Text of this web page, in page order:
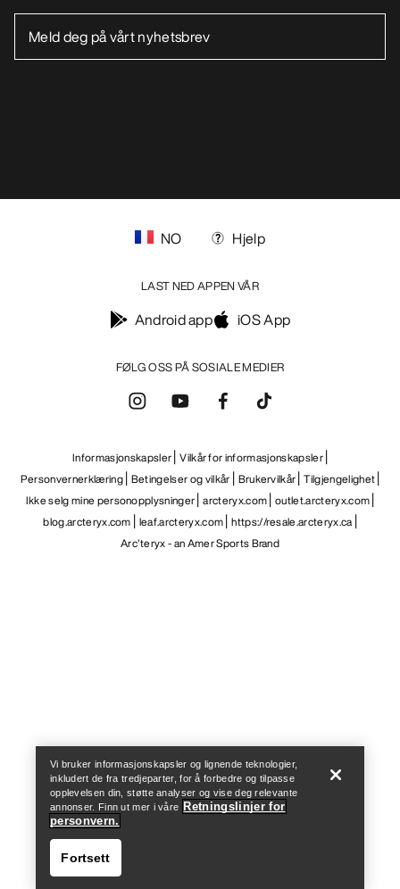
FØLG OSS PÅ SOSIALE MEDIER
NO Hjelp
LAST NED APPEN VÅR
Android app iOS App
Informasjonskapsler Vilkår for informasjonskapsler
Personvernerklæring Betingelser og vilkår Brukervilkår Tilgjengelighet
Ikke selg mine personopplysninger arcteryx.com outlet.arcteryx.com
blog.arcteryx.com leaf.arcteryx.com https://resale.arcteryx.ca
Arc'teryx - an Amer Sports Brand
Vi bruker informasjonskapsler og lignende teknologier,
inkludert de fra tredjeparter, for å forbedre og tilpasse
opplevelsen din, støtte analyser og vise deg relevante
annonser. Finn ut mer i våre Retningslinjer for
personvern.
Fortsett